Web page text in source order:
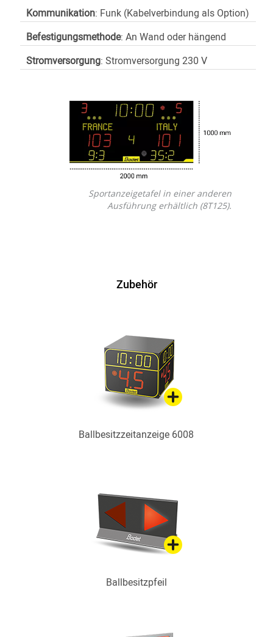
Kommunikation: Funk (Kabelverbindung als Option)
Befestigungsmethode: An Wand oder hängend
Stromversorgung: Stromversorgung 230 V
Sportanzeigetafel in einer anderen
Ausführung erhältlich (8T125).
Zubehör
Ballbesitzzeitanzeige 6008
Ballbesitzpfeil